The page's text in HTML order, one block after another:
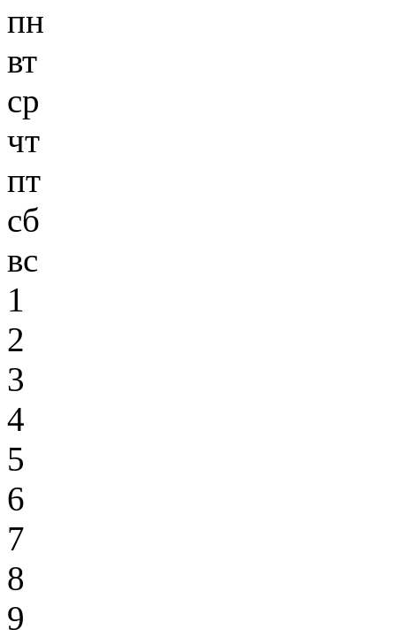
пн
вт
ср
чт
пт
сб
вс
1
2
3
4
5
6
7
8
9